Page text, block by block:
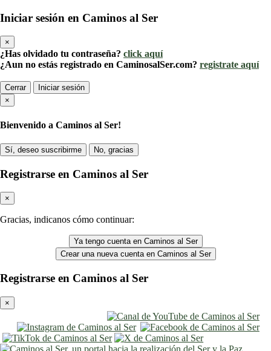
Iniciar sesión en Caminos al Ser
×
¿Has olvidado tu contraseña? click aquí
¿Aun no estás registrado en CaminosalSer.com? registrate aquí
Cerrar
Iniciar sesión
×
Bienvenido a Caminos al Ser!
Sí, deseo suscribirme No, gracias
Registrarse en Caminos al Ser
×
Gracias, indicanos cómo continuar:
Ya tengo cuenta en Caminos al Ser
Crear una nueva cuenta en Caminos al Ser
Registrarse en Caminos al Ser
×